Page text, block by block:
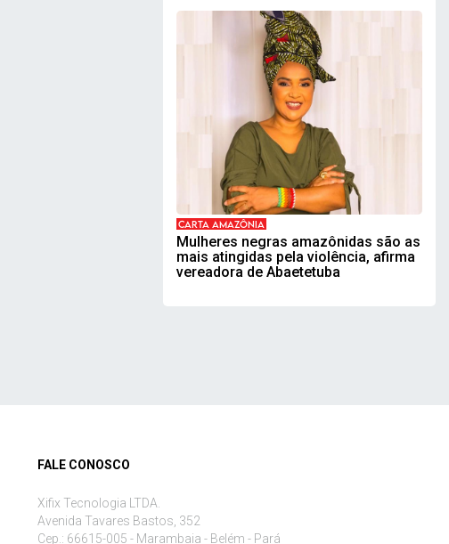
CARTA AMAZÔNIA
Mulheres negras amazônidas são as
mais atingidas pela violência, afirma
vereadora de Abaetetuba
FALE CONOSCO
Xifix Tecnologia LTDA.
Avenida Tavares Bastos, 352
Cep.: 66615-005 - Marambaia - Belém - Pará